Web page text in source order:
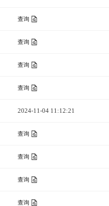
查询
查询
查询
查询
2024-11-04 11:12:21
查询
查询
查询
查询